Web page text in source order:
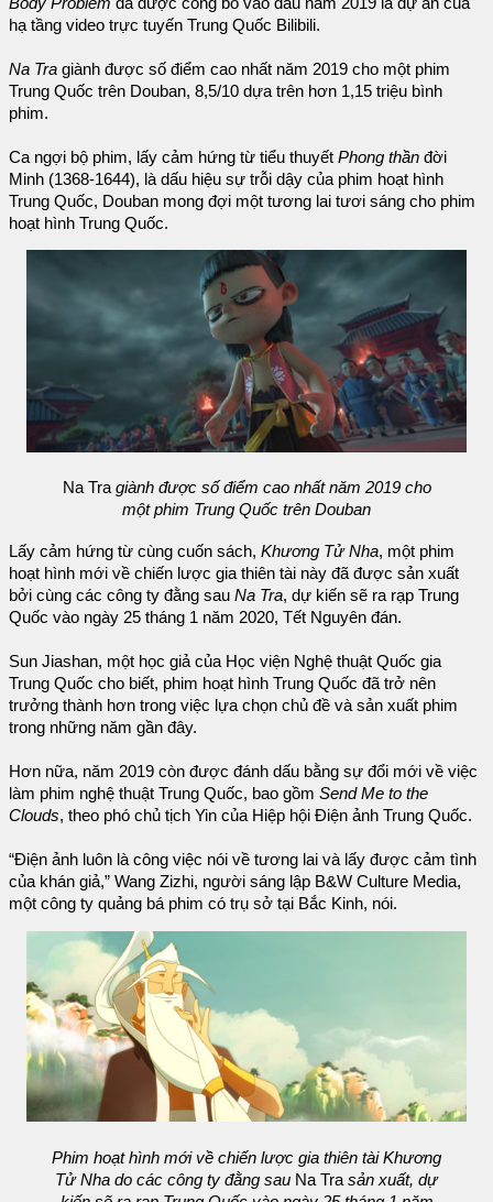
hạ tầng video trực tuyến Trung Quốc Bilibili.
Na Tra giành được số điểm cao nhất năm 2019 cho một phim
Trung Quốc trên Douban, 8,5/10 dựa trên hơn 1,15 triệu bình
phim.
Ca ngợi bộ phim, lấy cảm hứng từ tiểu thuyết Phong thần đời
Minh (1368-1644), là dấu hiệu sự trỗi dậy của phim hoạt hình
Trung Quốc, Douban mong đợi một tương lai tươi sáng cho phim
hoạt hình Trung Quốc.
Na Tragiành được số điểm cao nhất năm 2019 cho
một phim Trung Quốc trên Douban
Lấy cảm hứng từ cùng cuốn sách, Khương Tử Nha, một phim
hoạt hình mới về chiến lược gia thiên tài này đã được sản xuất
bởi cùng các công ty đằng sau Na Tra, dự kiến sẽ ra rạp Trung
Quốc vào ngày 25 tháng 1 năm 2020, Tết Nguyên đán.
Sun Jiashan, một học giả của Học viện Nghệ thuật Quốc gia
Trung Quốc cho biết, phim hoạt hình Trung Quốc đã trở nên
trưởng thành hơn trong việc lựa chọn chủ đề và sản xuất phim
trong những năm gần đây.
Hơn nữa, năm 2019 còn được đánh dấu bằng sự đổi mới về việc
làm phim nghệ thuật Trung Quốc, bao gồm Send Me to the
Clouds, theo phó chủ tịch Yin của Hiệp hội Điện ảnh Trung Quốc.
“Điện ảnh luôn là công việc nói về tương lai và lấy được cảm tình
của khán giả,” Wang Zizhi, người sáng lập B&W Culture Media,
một công ty quảng bá phim có trụ sở tại Bắc Kinh, nói.
Phim hoạt hình mới về chiến lược gia thiên tài Khương
Tử Nha do các công ty đằng sau Na Tra sản xuất, dự